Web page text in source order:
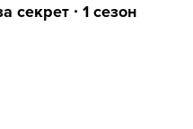
секрет ∙ 1 сезон